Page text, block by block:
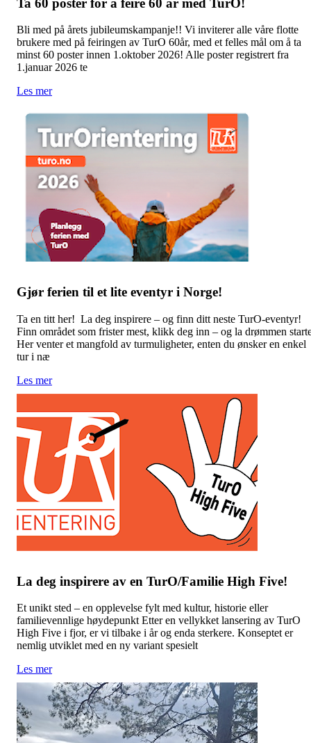
Bli med på årets jubileumskampanje!! Vi inviterer alle våre flotte
brukere med på feiringen av TurO 60år, med et felles mål om å ta
minst 60 poster innen 1.oktober 2026! Alle poster registrert fra
1.januar 2026 te
Les mer
Gjør ferien til et lite eventyr i Norge!
Ta en titt her! La deg inspirere – og finn ditt neste TurO-eventyr!
Finn området som frister mest, klikk deg inn – og la drømmen
Her venter et mangfold av turmuligheter, enten du ønsker en enkel
tur i næ
Les mer
La deg inspirere av en TurO/Familie High Five!
Et unikt sted – en opplevelse fylt med kultur, historie eller
familievennlige høydepunkt Etter en vellykket lansering av TurO
High Five i fjor, er vi tilbake i år og enda sterkere. Konseptet er
nemlig utviklet med en ny variant spesielt
Les mer